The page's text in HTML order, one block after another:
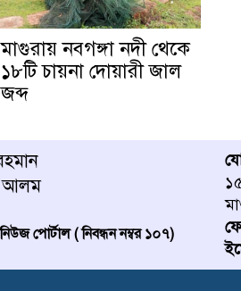
মাগুরায় নবগঙ্গা নদী থেকে
১৮টি চায়না দোয়ারী জাল
জব্দ
আলম
পোর্টাল ( নিবন্ধন নম্বর ১০৭)